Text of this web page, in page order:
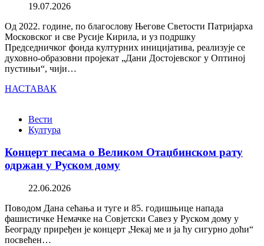
19.07.2026
Од 2022. године, по благослову Његове Светости Патријарха
Московског и све Русије Кирила, и уз подршку
Председничког фонда културних иницијатива, реализује се
духовно-образовни пројекат „Дани Достојевског у Оптиној
пустињи“, чији…
НАСТАВАК
Вести
Култура
Концерт песама о Великом Отаџбинском рату
одржан у Руском дому
22.06.2026
Поводом Дана сећања и туге и 85. годишњице напада
фашистичке Немачке на Совјетски Савез у Руском дому у
Београду приређен је концерт „Чекај ме и ја ћу сигурно доћи“
посвећен…